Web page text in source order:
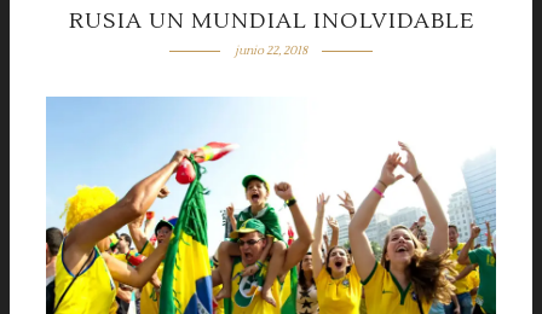
RUSIA UN MUNDIAL INOLVIDABLE
junio 22, 2018